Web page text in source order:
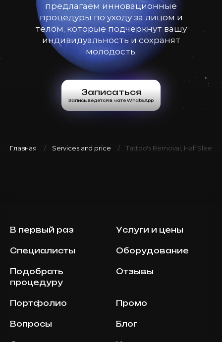
предлагаем инновационные
процедуры по уходу за лицом и
телом, которые подчеркнут вашу
индивидуальность и сохранят
молодость.
Записаться
Запись ведется в чате WhatsApp
Главная Services and price Tattoo's Removal, Half Sleeve
В первый раз Услуги и цены
Специалисты Оборудование
Подобрать
процедуру
Отзывы
Портфолио Промо
Вопросы Блог